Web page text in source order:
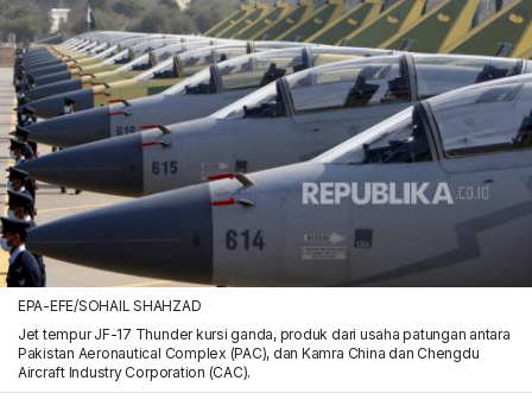
EPA-EFE/SOHAIL SHAHZAD
Jet tempur JF-17 Thunder kursi ganda, produk dari usaha patungan antara
Pakistan Aeronautical Complex (PAC), dan Kamra China dan Chengdu
Aircraft Industry Corporation (CAC).